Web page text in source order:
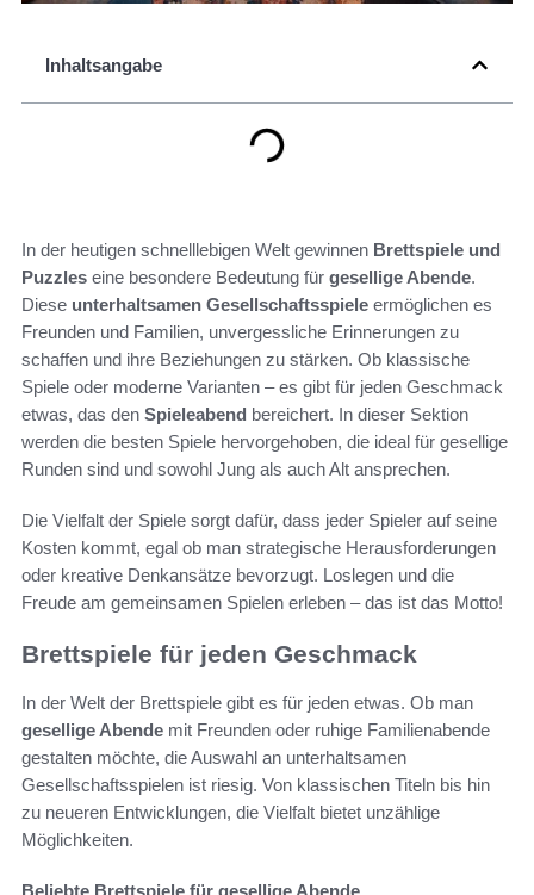
Inhaltsangabe
In der heutigen schnelllebigen Welt gewinnen Brettspiele und
Puzzles eine besondere Bedeutung für gesellige Abende.
Diese unterhaltsamen Gesellschaftsspiele ermöglichen es
Freunden und Familien, unvergessliche Erinnerungen zu
schaffen und ihre Beziehungen zu stärken. Ob klassische
Spiele oder moderne Varianten – es gibt für jeden Geschmack
etwas, das den Spieleabend bereichert. In dieser Sektion
werden die besten Spiele hervorgehoben, die ideal für gesellige
Runden sind und sowohl Jung als auch Alt ansprechen.
Die Vielfalt der Spiele sorgt dafür, dass jeder Spieler auf seine
Kosten kommt, egal ob man strategische Herausforderungen
oder kreative Denkansätze bevorzugt. Loslegen und die
Freude am gemeinsamen Spielen erleben – das ist das Motto!
Brettspiele für jeden Geschmack
In der Welt der Brettspiele gibt es für jeden etwas. Ob man
gesellige Abende mit Freunden oder ruhige Familienabende
gestalten möchte, die Auswahl an unterhaltsamen
Gesellschaftsspielen ist riesig. Von klassischen Titeln bis hin
zu neueren Entwicklungen, die Vielfalt bietet unzählige
Möglichkeiten.
Beliebte Brettspiele für gesellige Abende